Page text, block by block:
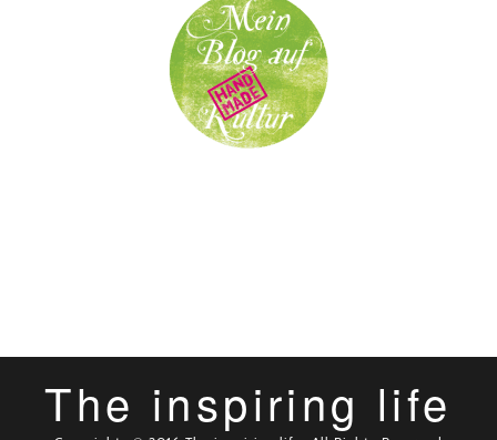
The inspiring life